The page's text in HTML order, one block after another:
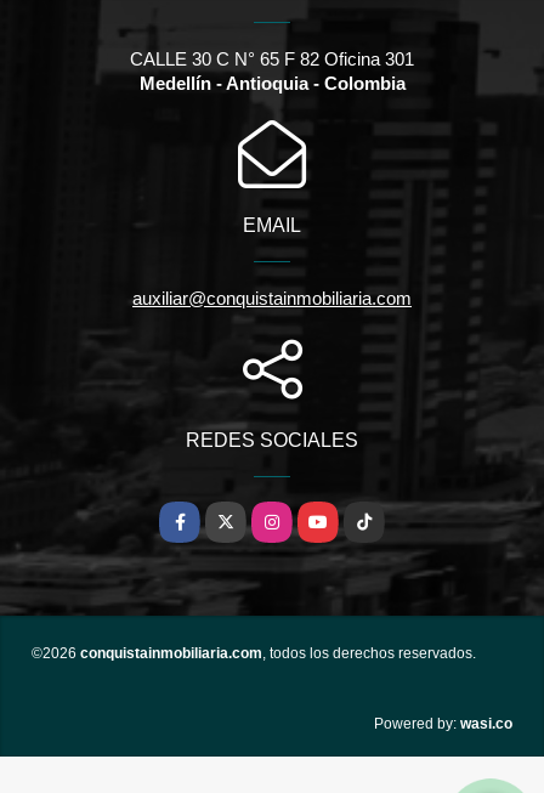
CALLE 30 C N° 65 F 82 Oficina 301
Medellín - Antioquia - Colombia
EMAIL
auxiliar@conquistainmobiliaria.com
REDES SOCIALES
Facebook
X InstagramYouTubeTikTok
©2026 conquistainmobiliaria.com , todos los derechos reservados.
Powered by: wasi.co